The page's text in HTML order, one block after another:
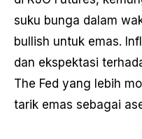
suku bunga dalam
bullish untuk emas.
dan ekspektasi
The Fed yang lebih
tarik emas sebagai